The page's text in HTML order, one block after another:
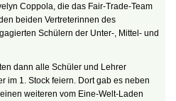
Coppola, die das Fair-Trade-Team
beiden Vertreterinnen des
Schülern der Unter-, Mittel- und
dann alle Schüler und Lehrer
im 1. Stock feiern. Dort gab es neben
weiteren vom Eine-Welt-Laden